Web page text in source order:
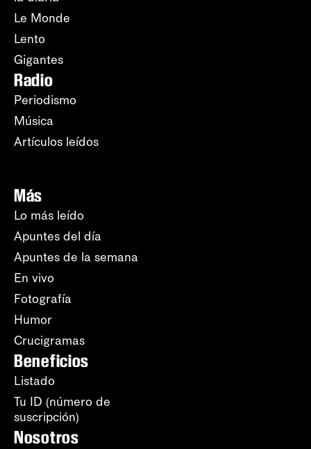
Le Monde
Lento
Gigantes
Radio
Periodismo
Música
Artículos leídos
Más
Lo más leído
Apuntes del día
Apuntes de la semana
En vivo
Fotografía
Humor
Crucigramas
Beneficios
Listado
Tu ID (número de
suscripción)
Nosotros